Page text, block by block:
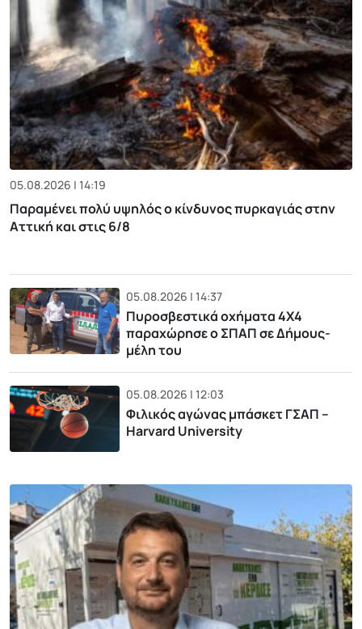
05.08.2026 | 14:19
Παραμένει πολύ υψηλός ο κίνδυνος πυρκαγιάς στην
Αττική και στις 6/8
05.08.2026 | 14:37
Πυροσβεστικά οχήματα 4Χ4
παραχώρησε ο ΣΠΑΠ σε Δήμους-
μέλη του
05.08.2026 | 12:03
Φιλικός αγώνας μπάσκετ ΓΣΑΠ –
Harvard University